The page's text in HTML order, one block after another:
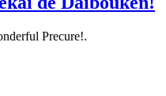
Precure!.